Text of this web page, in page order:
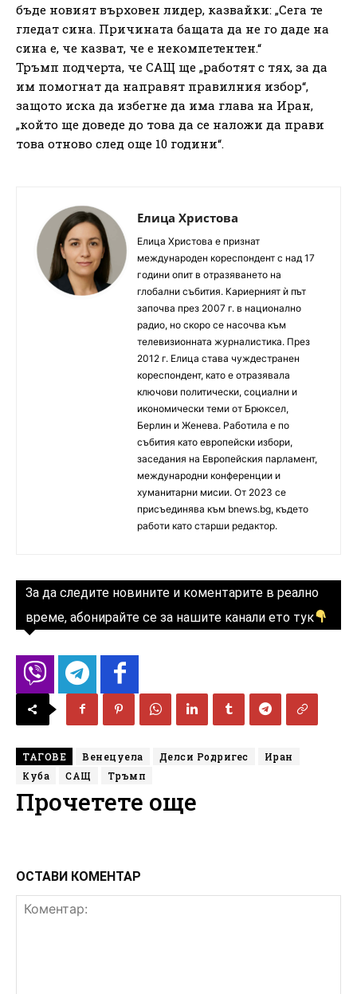
бъде новият върховен лидер, казвайки: „Сега те
гледат сина. Причината бащата да не го даде на
сина е, че казват, че е некомпетентен.“
Тръмп подчерта, че САЩ ще „работят с тях, за да
им помогнат да направят правилния избор“,
защото иска да избегне да има глава на Иран,
„който ще доведе до това да се наложи да прави
това отново след още 10 години“.
Елица Христова
Елица Христова е признат
международен кореспондент с над 17
години опит в отразяването на
глобални събития. Кариерният ѝ път
започва през 2007 г. в национално
радио, но скоро се насочва към
телевизионната журналистика. През
2012 г. Елица става чуждестранен
кореспондент, като е отразявала
ключови политически, социални и
икономически теми от Брюксел,
Берлин и Женева. Работила е по
събития като европейски избори,
заседания на Европейския парламент,
международни конференции и
хуманитарни мисии. От 2023 се
присъединява към bnews.bg, където
работи като старши редактор.
За да следите новините и коментарите в реално
време, абонирайте се за нашите канали ето тук
ТАГОВЕ Венецуела Делси Родригес
Иран
Куба
САЩ Тръмп
Прочетете още
ОСТАВИ КОМЕНТАР